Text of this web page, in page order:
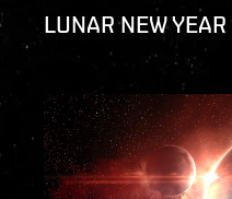
LUNAR NEW